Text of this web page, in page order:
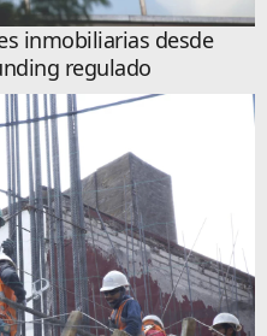
inmobiliarias desde
regulado